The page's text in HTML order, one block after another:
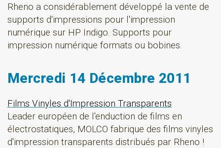
Rheno a considérablement développé la vente de
supports d'impressions pour l'impression
numérique sur HP Indigo. Supports pour
impression numérique formats ou bobines.
Mercredi 14 Décembre 2011
Films Vinyles d'Impression Transparents
Leader européen de l'enduction de films en
électrostatiques, MOLCO fabrique des films vinyles
d'impression transparents distribués par Rheno !